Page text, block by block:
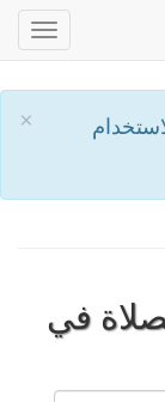
×
في